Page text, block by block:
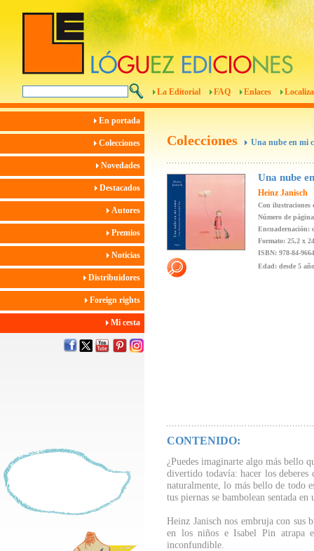
La Editorial FAQ Enlaces
En portada
Colecciones
Novedades
Destacados
Autores
Premios
Noticias
Distribuidores
Foreign rights
Mi cesta
Colecciones Una nube en mi
Una nube
Heinz Janisch
Con ilustraciones
Número de
Encuadernación:
Formato: 25,2 x
ISBN: 978-84-
Edad: desde 5
CONTENIDO:
¿Puedes imaginarte algo más bello
divertido todavía: hacer los deberes
naturalmente, lo más bello de todo
tus piernas se bambolean sentada en
Heinz Janisch nos embruja con sus
en los niños e Isabel Pin atrapa
inconfundible.